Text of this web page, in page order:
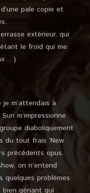
pale copie et
extérieur, qui
le froid qui me
.. )
m’attendais à
m’impressionne.
diaboliquement
du tout frais ‘New
précédents opus.
on n’entend
quelques problèmes
bien génant qui